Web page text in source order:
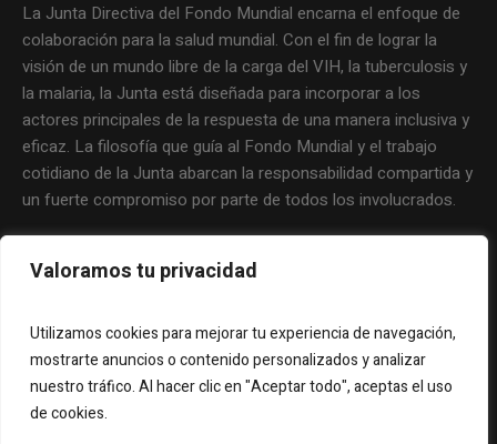
Valoramos tu privacidad
Utilizamos cookies para mejorar tu experiencia de navegación,
mostrarte anuncios o contenido personalizados y analizar
nuestro tráfico. Al hacer clic en "Aceptar todo", aceptas el uso
de cookies.
La Junta Directiva del Fondo Mundial encarna el enfoque de
colaboración para la salud mundial. Con el fin de lograr la
visión de un mundo libre de la carga del VIH, la tuberculosis y
la malaria, la Junta está diseñada para incorporar a los
actores principales de la respuesta de una manera inclusiva y
eficaz. La filosofía que guía al Fondo Mundial y el trabajo
cotidiano de la Junta abarcan la responsabilidad compartida y
un fuerte compromiso por parte de todos los involucrados.